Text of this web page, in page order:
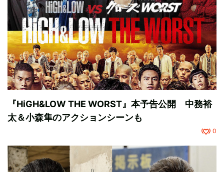
『HiGH&LOW THE WORST』本予告公開 中務裕
太＆小森隼のアクションシーンも
0